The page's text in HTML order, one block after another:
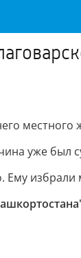
уже был
Ему